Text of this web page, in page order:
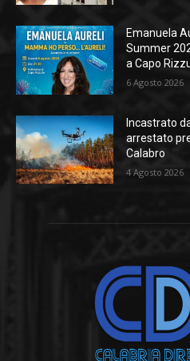
Emanuela
Summer
a Capo
6 Agosto 2026
Incastrato
arrestato
Calabro
4 Agosto 2026